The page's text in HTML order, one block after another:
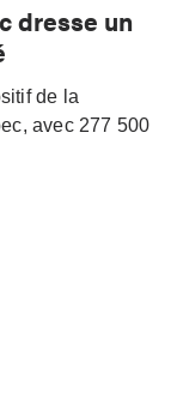
dresse un
de la
avec 277 500